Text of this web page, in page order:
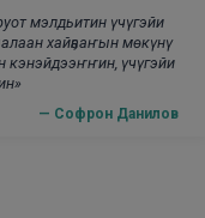
мэлдьитин үчүгэйи
хайҕааҥын мөкүнү
кэнэйдээҥҥин, үчүгэйи
— Софрон Данилов